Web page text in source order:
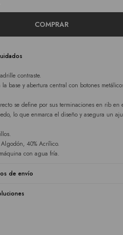
COMPRAR
contraste.
la base y abertura central con botones
se define por sus terminaciones en rib en
lo que enmarca el diseño y asegura un
40% Acrílico.
con agua fría.
de envío